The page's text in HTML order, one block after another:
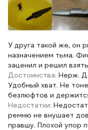
У друга такой же, он
назначением тьма.
заценил и решил
Достоинства: Нерж.
Удобный хват. Не
безлюфтов и
Недостатки:
ремню не внушает
правшу. Плохой упор